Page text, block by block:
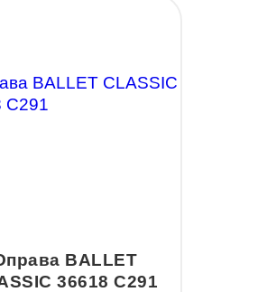
BALLET
36618 С291